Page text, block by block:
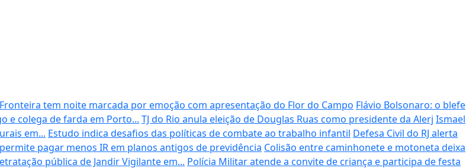
tem noite marcada por emoção com apresentação do Flor do Campo Flávio Bolsonaro: o blefe
e colega de farda em Porto... TJ do Rio anula eleição de Douglas Ruas como presidente da Alerj Ismael
em... Estudo indica desafios das políticas de combate ao trabalho infantil Defesa Civil do RJ alerta
pagar menos IR em planos antigos de previdência Colisão entre caminhonete e motoneta deixa
pública de Jandir Vigilante em... Polícia Militar atende a convite de criança e participa de festa